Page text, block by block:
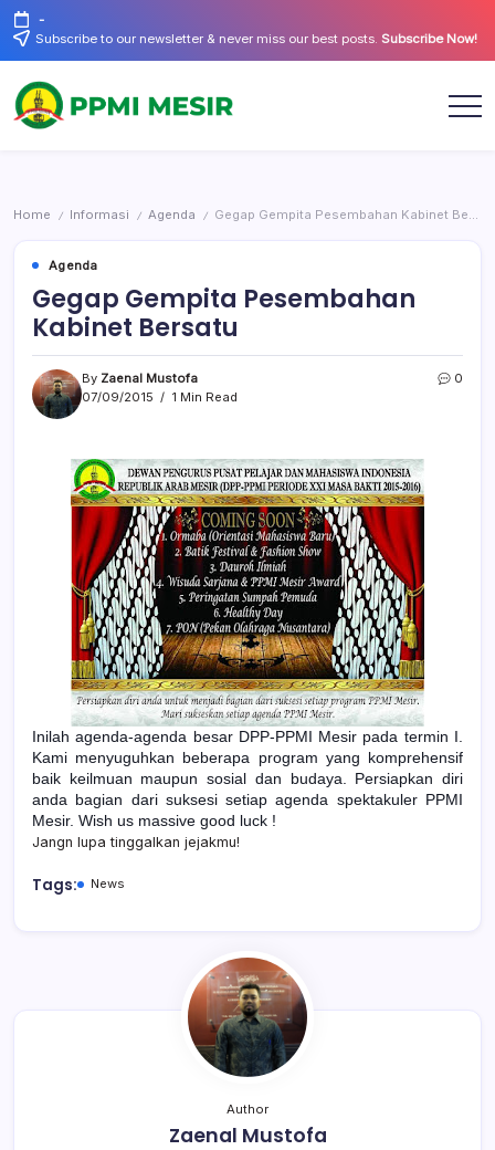
Skip
to
content
-
Subscribe to our newsletter & never miss our best posts. Subscribe Now!
Home / Informasi / Agenda / Gegap Gempita Pesembahan Kabinet Bersatu
Agenda
Gegap Gempita Pesembahan
Kabinet Bersatu
By Zaenal Mustofa
07/09/2015
1 Min Read
0
Inilah agenda-agenda besar DPP-PPMI Mesir pada termin I.
Kami menyuguhkan beberapa program yang komprehensif
baik keilmuan maupun sosial dan budaya. Persiapkan diri
anda bagian dari suksesi setiap agenda spektakuler PPMI
Mesir. Wish us massive good luck !
Jangn lupa tinggalkan jejakmu!
Tags: News
Author
Zaenal Mustofa